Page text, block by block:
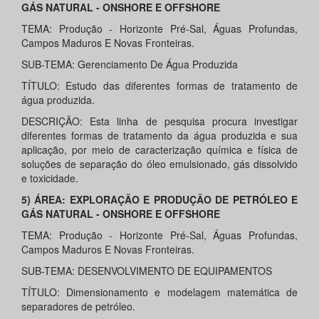
GÁS NATURAL - ONSHORE E OFFSHORE
TEMA: Produção - Horizonte Pré-Sal, Águas Profundas,
Campos Maduros E Novas Fronteiras.
SUB-TEMA: Gerenciamento De Água Produzida
TÍTULO: Estudo das diferentes formas de tratamento de
água produzida.
DESCRIÇÃO: Esta linha de pesquisa procura investigar
diferentes formas de tratamento da água produzida e sua
aplicação, por meio de caracterização química e física de
soluções de separação do óleo emulsionado, gás dissolvido
e toxicidade.
5) ÁREA: EXPLORAÇÃO E PRODUÇÃO DE PETRÓLEO E
GÁS NATURAL - ONSHORE E OFFSHORE
TEMA: Produção - Horizonte Pré-Sal, Águas Profundas,
Campos Maduros E Novas Fronteiras.
SUB-TEMA: DESENVOLVIMENTO DE EQUIPAMENTOS
TÍTULO: Dimensionamento e modelagem matemática de
separadores de petróleo.